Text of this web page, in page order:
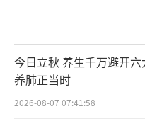
今日立秋 养生千万避开
养肺正当时
2026-08-07 07:41:58